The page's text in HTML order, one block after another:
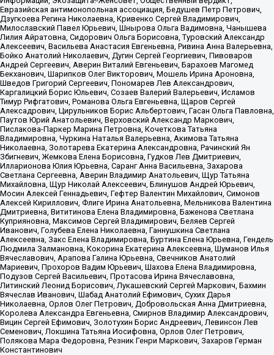
Евразийская антимонопольная ассоциация, Бедушев Петр Петрович,
Дзугкоева Регина Николаевна, Кривенко Сергей Владимирович,
Милославский Павел Юрьевич, Шнырова Ольга Вадимовна, Чанышева
Лилия Айратовна, Сидорович Ольга Борисовна, Туровский Александр
Алексеевич, Васильева Анастасия Евгеньевна, Ривина Анна Валерьевна,
Бойко Анатолий Николаевич, Дугин Сергей Георгиевич, Пивоваров
Андрей Сергеевич, Аверин Виталий Евгеньевич, Барахоев Магомед
Бекханович, Шарипков Олег Викторович, Мошель Ирина Ароновна,
Шведов Григорий Сергеевич, Пономарев Лев Александрович,
Каргалицкий Борис Юльевич, Созаев Валерий Валерьевич, Исламов
Тимур Рифгатович, Романова Ольга Евгеньевна, Щаров Сергей
Алексадрович, Цирульников Борис Альбертович, Гасан Ольга Павловна,
Паутов Юрий Анатольевич, Верховский Александр Маркович,
Пислакова-Паркер Марина Петровна, Кочеткова Татьяна
Владимировна, Чуркина Наталья Валерьевна, Акимова Татьяна
Николаевна, Золотарева Екатерина Александровна, Рачинский Ян
Збигневич, Жемкова Елена Борисовна, Гудков Лев Дмитриевич,
Илларионова Юлия Юрьевна, Саранг Анна Васильевна, Захарова
Светлана Сергеевна, Аверин Владимир Анатольевич, Щур Татьяна
Михайловна, Щур Николай Алексеевич, Блинушов Андрей Юрьевич,
Мосин Алексей Геннадьевич, Гефтер Валентин Михайлович, Симонов
Алексей Кириллович, Флиге Ирина Анатольевна, Мельникова Валентина
Дмитриевна, Вититинова Елена Владимировна, Баженова Светлана
Куприяновна, Максимов Сергей Владимирович, Беляев Сергей
Иванович, Голубева Елена Николаевна, Ганнушкина Светлана
Алексеевна, Закс Елена Владимировна, Буртина Елена Юрьевна, Гендель
Людмила Залмановна, Кокорина Екатерина Алексеевна, Шуманов Илья
Вячеславович, Арапова Галина Юрьевна, Свечников Анатолий
Мариевич, Прохоров Вадим Юрьевич, Шахова Елена Владимировна,
Подузов Сергей Васильевич, Протасова Ирина Вячеславовна,
Литинский Леонид Борисович, Лукашевский Сергей Маркович, Бахмин
Вячеслав Иванович, Шабад Анатолий Ефимович, Сухих Дарья
Николаевна, Орлов Олег Петрович, Добровольская Анна Дмитриевна,
Королева Александра Евгеньевна, Смирнов Владимир Александрович,
Вицин Сергей Ефимович, Золотухин Борис Андреевич, Левинсон Лев
Семенович, Локшина Татьяна Иосифовна, Орлов Олег Петрович,
Полякова Мара Федоровна, Резник Генри Маркович, Захаров Герман
Константинович